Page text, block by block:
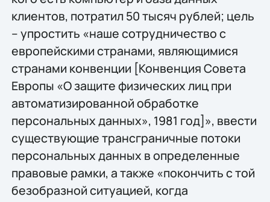
клиентов, потратил 50 тысяч рублей; цель
– упростить «наше сотрудничество с
европейскими странами, являющимися
странами конвенции [Конвенция Совета
Европы «О защите физических лиц при
автоматизированной обработке
персональных данных», 1981 год]», ввести
существующие трансграничные потоки
персональных данных в определенные
правовые рамки, а также «покончить с той
безобразной ситуацией, когда